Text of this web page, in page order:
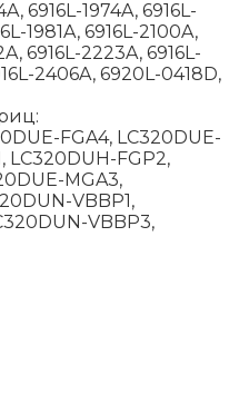
6916L-1974A, 6916L-
1981A, 6916L-2100A,
6916L-2223A, 6916L-
2406A, 6920L-0418D,
FGA4, LC320DUE-
LC320DUH-FGP2,
MGA3,
VBBP1,
VBBP3,